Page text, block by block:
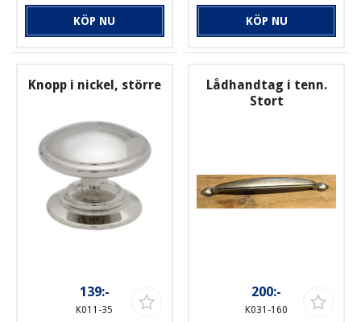
KÖP NU KÖP NU
Knopp i nickel, större
139:-
K011-35
Lådhandtag i tenn.
Stort
200:-
K031-160